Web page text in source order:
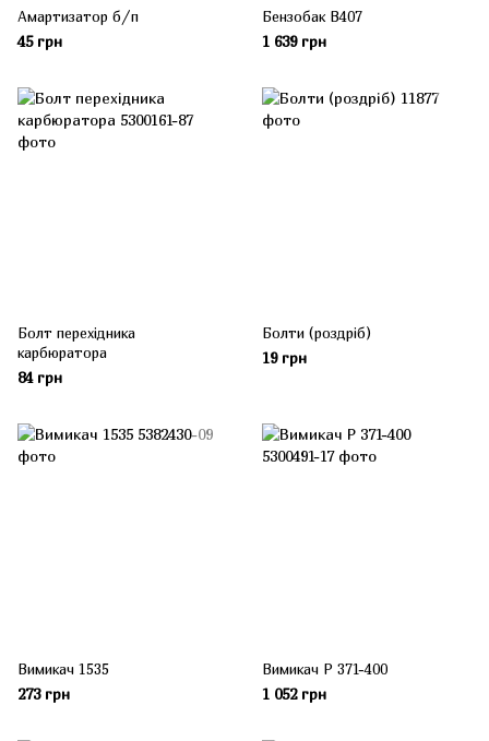
Амартизатор б/п
45 грн
Бензобак B407
1 639 грн
Болт перехідника
карбюратора
84 грн
Болти (роздріб)
19 грн
Вимикач 1535
273 грн
Вимикач P 371-400
1 052 грн